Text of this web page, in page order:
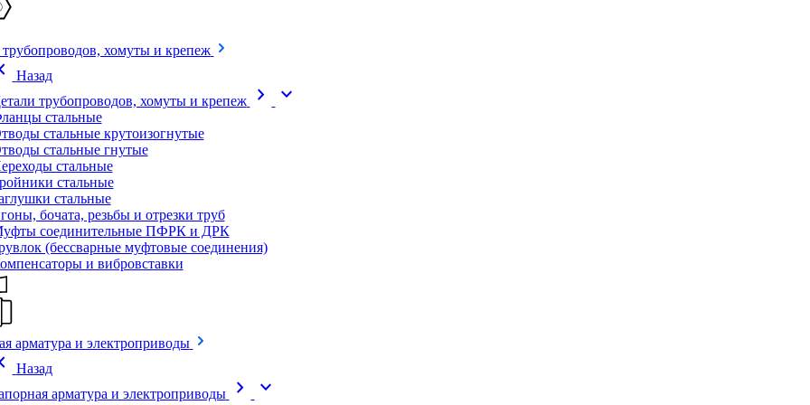
хомуты и крепеж
Назад
трубопроводов, хомуты и крепеж
chevron_right expand_more
стальные
стальные крутоизогнутые
стальные гнутые
стальные
стальные
стальные
бочата, резьбы и отрезки труб
соединительные ПФРК и ДРК
(бессварные муфтовые соединения)
и вибровставки
арматура и электроприводы
Назад
арматура и электроприводы
chevron_right expand_more